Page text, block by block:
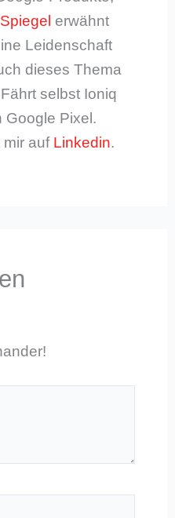
Spiegel erwähnt
Leidenschaft
dieses Thema
selbst Ioniq
Google Pixel.
mir auf Linkedin.